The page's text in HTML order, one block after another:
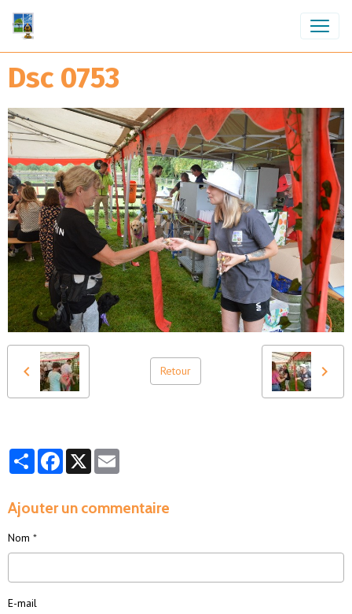
Dsc 0753
Retour
PartagerFacebook
X
Ajouter un commentaire
Nom
E-mail